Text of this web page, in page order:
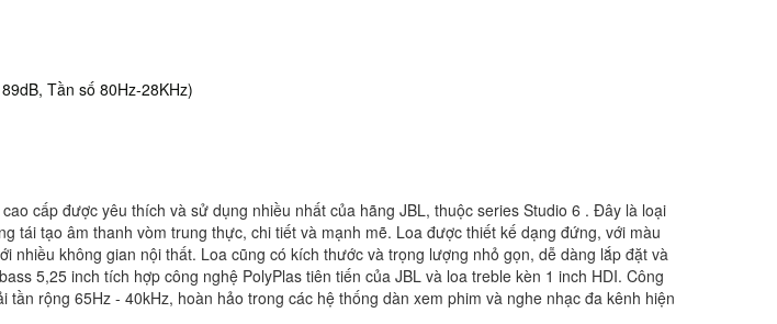
cấp được yêu thích và sử dụng nhiều nhất của hãng JBL, thuộc series Studio 6 . Đây là loại
tái tạo âm thanh vòm trung thực, chi tiết và mạnh mẽ. Loa được thiết kế dạng đứng, với màu
nhiều không gian nội thất. Loa cũng có kích thước và trọng lượng nhỏ gọn, dễ dàng lắp đặt và
5,25 inch tích hợp công nghệ PolyPlas tiên tiến của JBL và loa treble kèn 1 inch HDI. Công
tần rộng 65Hz - 40kHz, hoàn hảo trong các hệ thống dàn xem phim và nghe nhạc đa kênh hiện